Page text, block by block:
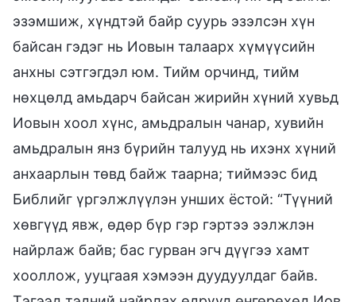
эзэмшиж, хүндтэй байр суурь эзэлсэн хүн
байсан гэдэг нь Иовын талаарх хүмүүсийн
анхны сэтгэгдэл юм. Тийм орчинд, тийм
нөхцөлд амьдарч байсан жирийн хүний хувьд
Иовын хоол хүнс, амьдралын чанар, хувийн
амьдралын янз бүрийн талууд нь ихэнх хүний
анхаарлын төвд байж таарна; тиймээс бид
Библийг үргэлжлүүлэн унших ёстой: “Түүний
хөвгүүд явж, өдөр бүр гэр гэртээ ээлжлэн
найрлаж байв; бас гурван эгч дүүгээ хамт
хооллож, ууцгаая хэмээн дуудуулдаг байв.